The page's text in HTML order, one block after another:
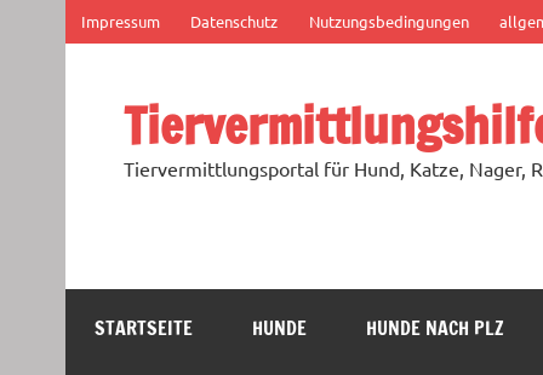
springen
Impressum Datenschutz Nutzungsbedingungen
Tiervermittlungsportal für Hund, Katze, Nager,
STARTSEITE HUNDE HUNDE NACH PLZ